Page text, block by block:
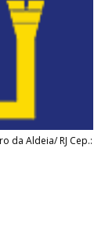
da Aldeia/ RJ Cep.: